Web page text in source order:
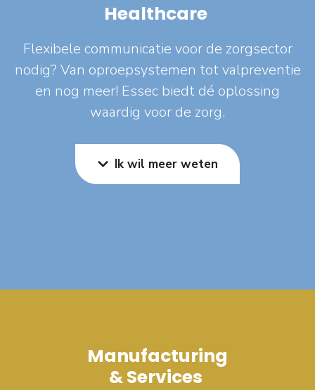
Healthcare
Flexibele communicatie voor de zorgsector
nodig? Van oproepsystemen tot valpreventie
en nog meer! Essec biedt dé oplossing
waardig voor de zorg.
Ik wil meer weten
Manufacturing
& Services